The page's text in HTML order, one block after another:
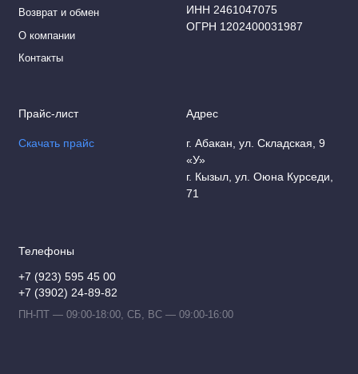
Возврат и обмен
О компании
Контакты
ИНН 2461047075
ОГРН 1202400031987
Прайс-лист
Скачать прайс
Адрес
г. Абакан, ул. Складская, 9
«У»
г. Кызыл, ул. Оюна Курседи,
71
Телефоны
+7 (923) 595 45 00
+7 (3902) 24-89-82
ПН-ПТ — 09:00-18:00, СБ, ВС — 09:00-16:00